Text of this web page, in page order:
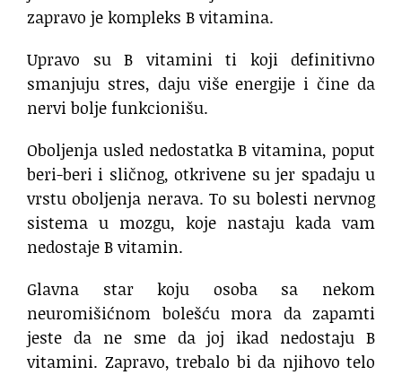
zapravo je kompleks B vitamina.
Upravo su B vitamini ti koji definitivno
smanjuju stres, daju više energije i čine da
nervi bolje funkcionišu.
Oboljenja usled nedostatka B vitamina, poput
beri-beri i sličnog, otkrivene su jer spadaju u
vrstu oboljenja nerava. To su bolesti nervnog
sistema u mozgu, koje nastaju kada vam
nedostaje B vitamin.
Glavna star koju osoba sa nekom
neuromišićnom bolešću mora da zapamti
jeste da ne sme da joj ikad nedostaju B
vitamini. Zapravo, trebalo bi da njihovo telo